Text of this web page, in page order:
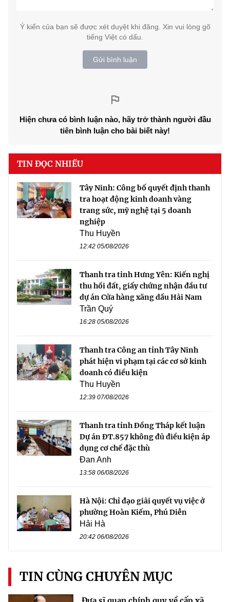
Ý kiến của bạn sẽ được xét duyệt khi đăng. Xin vui lòng gõ
tiếng Việt có dấu.
Gửi bình luận
Hiện chưa có bình luận nào, hãy trở thành người đầu
tiên bình luận cho bài biết này!
TIN ĐỌC NHIỀU
Tây Ninh: Công bố quyết định thanh
tra hoạt động kinh doanh vàng
trang sức, mỹ nghệ tại 5 doanh
nghiệp
Thu Huyền
12:42 05/08/2026
Thanh tra tỉnh Hưng Yên: Kiến nghị
thu hồi đất, giấy chứng nhận đầu tư
dự án Cửa hàng xăng dầu Hải Nam
Trần Quý
16:28 05/08/2026
Thanh tra Công an tỉnh Tây Ninh
phát hiện vi phạm tại các cơ sở kinh
doanh có điều kiện
Thu Huyền
12:39 07/08/2026
Thanh tra tỉnh Đồng Tháp kết luận
Dự án ĐT.857 không đủ điều kiện áp
dụng cơ chế đặc thù
Đan Anh
13:58 06/08/2026
Hà Nội: Chỉ đạo giải quyết vụ việc ở
phường Hoàn Kiếm, Phú Diễn
Hải Hà
20:42 06/08/2026
TIN CÙNG CHUYÊN MỤC